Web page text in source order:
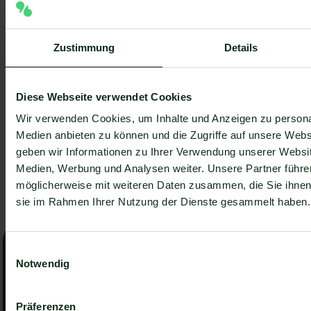
Zustimmung Details
Diese Webseite verwendet Cookies
Wir verwenden Cookies, um Inhalte und Anzeigen zu
Medien anbieten zu können und die Zugriffe auf unsere
geben wir Informationen zu Ihrer Verwendung unserer
Medien, Werbung und Analysen weiter. Unsere Partner
möglicherweise mit weiteren Daten zusammen, die Sie
sie im Rahmen Ihrer Nutzung der Dienste gesammelt haben.
Notwendig
Präferenzen
WhatsApp 3 Lesezeit
Grüner Haken in WhatsApp – So bekommen
WhatsApp hat eine neue Funktion eingeführt:
Unternehmen können Ihr Konto verifizieren lassen und
bei erfolgreicher Legitimation einen grünen Haken in
dem WhatsApp Business Unternehmensprofil
erhalten. Das sorgt für mehr Vertrauen bei
Kaufinteressenten Ihres Unternehmens und steigert
Ihre Umsätze! Zudem können Sie sich durch einen
grünen Haken in WhatsApp Business von Ihren
Beitrag zeigen wir es Ihnen!
Artikel lesen
Artikel lesen
Henri Hoepfner
Artikel lesen Alle Beiträg ansehen
Alle Beiträg ansehen
Unverbindliche Beratung vereinbaren
Beratung vereinbaren